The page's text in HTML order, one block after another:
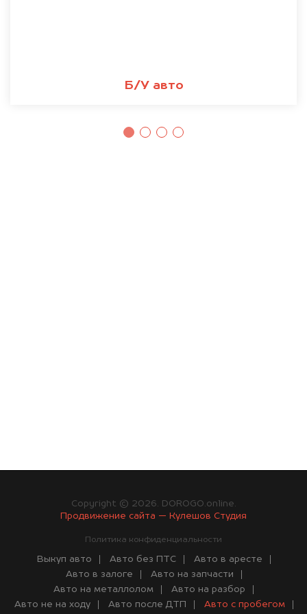
Б/У авто
Copyright © 2026. DOROGO.online.
Продвижение сайта — Кулешов Студия
Политика конфиденциальности
Выкуп авто Авто без ПТС
Авто в аресте
Авто в залоге
Авто на запчасти
Авто на металлолом
Авто на разбор
Авто не на ходу
Авто после ДТП Авто с пробегом